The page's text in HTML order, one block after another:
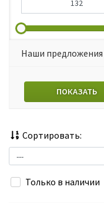
Наши предложения
ПОКАЗАТЬ
Сортировать:
Только в наличии